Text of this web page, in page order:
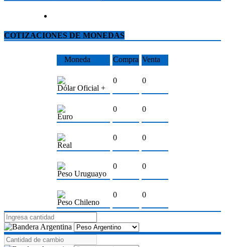
COTIZACIONES DE MONEDAS
Moneda Compra Venta
Dólar Oficial +
0 0
Euro
0 0
Real
0 0
Peso Uruguayo
0 0
Peso Chileno
0 0